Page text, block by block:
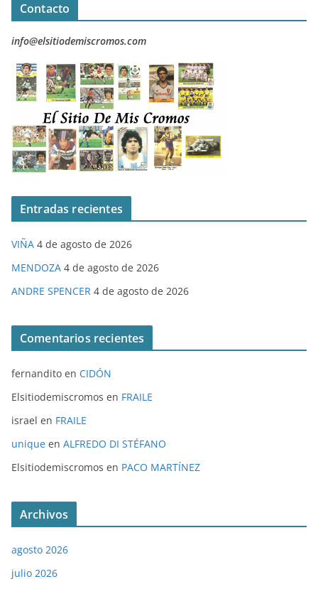
Contacto
info@elsitiodemiscromos.com
Entradas recientes
VIÑA 4 de agosto de 2026
MENDOZA 4 de agosto de 2026
ANDRE SPENCER 4 de agosto de 2026
Comentarios recientes
fernandito en CIDÓN
Elsitiodemiscromos en FRAILE
israel en FRAILE
unique en ALFREDO DI STÉFANO
Elsitiodemiscromos en PACO MARTÍNEZ
Archivos
agosto 2026
julio 2026